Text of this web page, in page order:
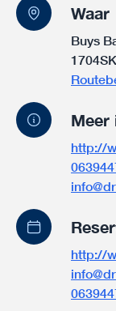
Waar
Buys
Meer
http://
http://